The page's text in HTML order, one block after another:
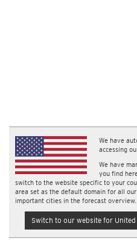
We have
accessing
We have
you find
switch to the website specific to your
area set as the default domain for all
important cities in the forecast overview.
Switch to our website for United